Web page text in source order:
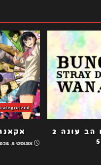
כלבי ספרות נודדים הב עונה 2
אוגוסט 5, 2026